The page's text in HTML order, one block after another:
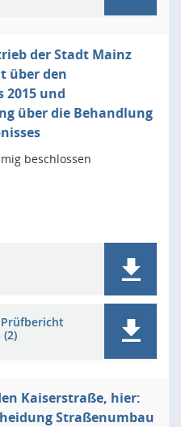
der Stadt Mainz
über den
2015 und
über die Behandlung
beschlossen
Prüfbericht
(2)
Kaiserstraße, hier:
Straßenumbau